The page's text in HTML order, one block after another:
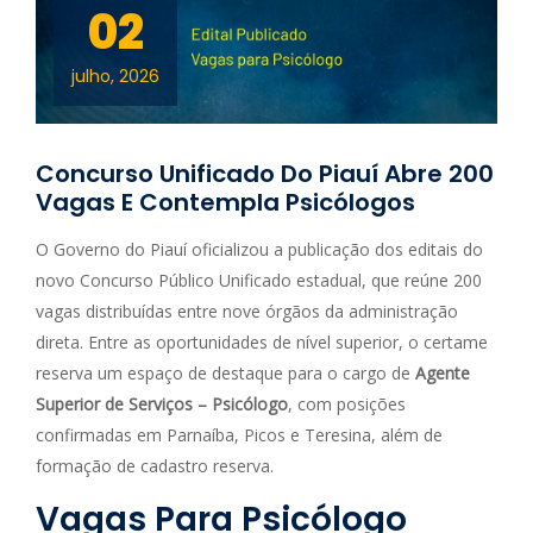
02
julho, 2026
Concurso Unificado Do Piauí Abre 200
Vagas E Contempla Psicólogos
O Governo do Piauí oficializou a publicação dos editais do
novo Concurso Público Unificado estadual, que reúne 200
vagas distribuídas entre nove órgãos da administração
direta. Entre as oportunidades de nível superior, o certame
reserva um espaço de destaque para o cargo de Agente
Superior de Serviços – Psicólogo, com posições
confirmadas em Parnaíba, Picos e Teresina, além de
formação de cadastro reserva.
Vagas Para Psicólogo